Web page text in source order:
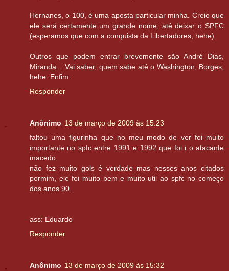
Hernanes, o 100, é uma aposta particular minha. Creio que
ele será certamente um grande nome, até deixar o SPFC
(esperamos que com a conquista da Libertadores, hehe)
Outros que podem entrar brevemente são André Dias,
Miranda... Vai saber, quem sabe até o Washington, Borges,
hehe. Enfim.
Responder
Anônimo 13 de março de 2009 às 15:23
faltou uma figurinha que no meu modo de ver foi muito
importante no spfc entre 1991 e 1992 que foi i o atacante
macedo.
não fez muito gols é verdade mas nesses anos citados
pormim, ele foi muito bem e muito util ao spfc no começo
dos anos 90.
ass: Eduardo
Responder
Anônimo 13 de março de 2009 às 15:32